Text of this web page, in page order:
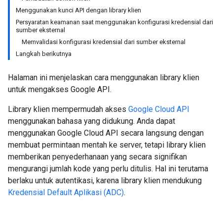
Menggunakan kunci API dengan library klien
Persyaratan keamanan saat menggunakan konfigurasi kredensial dari
sumber eksternal
Memvalidasi konfigurasi kredensial dari sumber eksternal
Langkah berikutnya
Halaman ini menjelaskan cara menggunakan library klien
untuk mengakses Google API.
Library klien mempermudah akses Google Cloud API
menggunakan bahasa yang didukung. Anda dapat
menggunakan Google Cloud API secara langsung dengan
membuat permintaan mentah ke server, tetapi library klien
memberikan penyederhanaan yang secara signifikan
mengurangi jumlah kode yang perlu ditulis. Hal ini terutama
berlaku untuk autentikasi, karena library klien mendukung
Kredensial Default Aplikasi (ADC).